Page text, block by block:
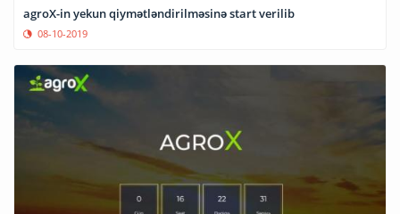
agroX-in yekun qiymətləndirilməsinə start verilib
08-10-2019